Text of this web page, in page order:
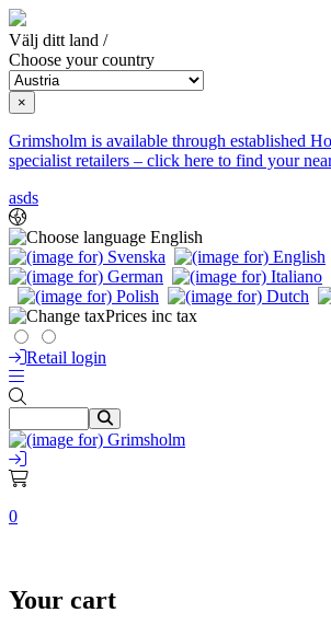
Välj ditt land /
Choose your country
×
Grimsholm is available through established
specialist retailers – click here to find your
asds
English
Prices inc tax
Retail login
0
Your cart